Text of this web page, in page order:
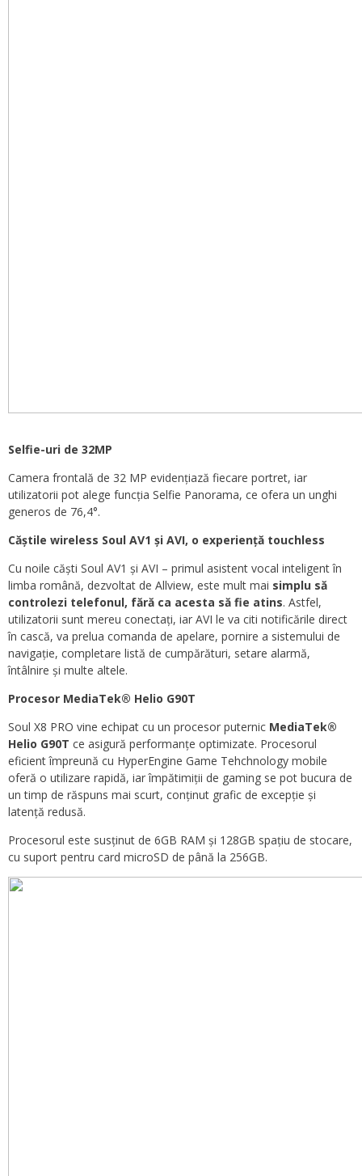
Selfie-uri de 32MP
Camera frontală de 32 MP evidențiază fiecare portret, iar
utilizatorii pot alege funcția Selfie Panorama, ce ofera un unghi
generos de 76,4°.
Căștile wireless Soul AV1 și AVI, o experiență touchless
Cu noile căști Soul AV1 și AVI – primul asistent vocal inteligent în
limba română, dezvoltat de Allview, este mult mai simplu să
controlezi telefonul, fără ca acesta să fie atins. Astfel,
utilizatorii sunt mereu conectați, iar AVI le va citi notificările direct
în cască, va prelua comanda de apelare, pornire a sistemului de
navigație, completare listă de cumpărături, setare alarmă,
întâlnire și multe altele.
Procesor MediaTek® Helio G90T
Soul X8 PRO vine echipat cu un procesor puternic MediaTek®
Helio G90T ce asigură performanțe optimizate. Procesorul
eficient împreună cu HyperEngine Game Tehchnology mobile
oferă o utilizare rapidă, iar împătimiții de gaming se pot bucura de
un timp de răspuns mai scurt, conținut grafic de excepție și
latență redusă.
Procesorul este susținut de 6GB RAM și 128GB spațiu de stocare,
cu suport pentru card microSD de până la 256GB.